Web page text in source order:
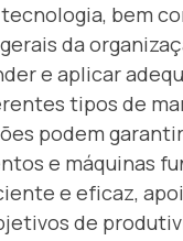
bem
da
e aplicar
tipos de
podem
e máquinas
e eficaz,
de